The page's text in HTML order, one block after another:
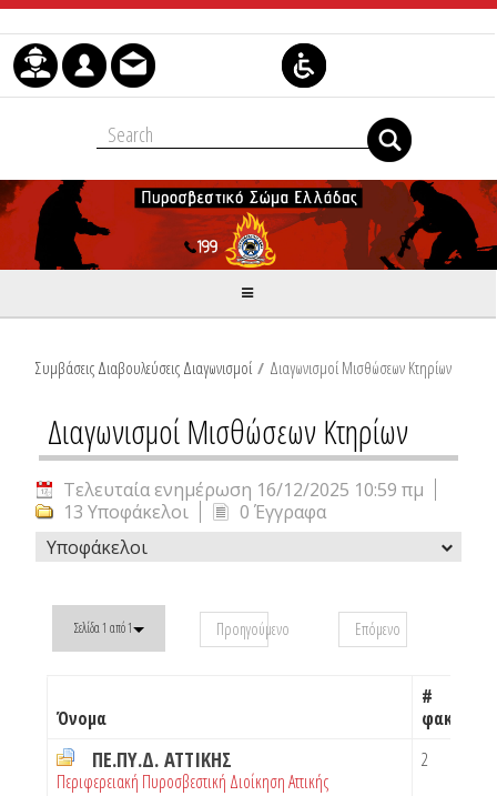
Μετάβαση στο περιεχόμενο
Συμβάσεις Διαβουλεύσεις Διαγωνισμοί / Διαγωνισμοί Μισθώσεων Κτηρίων
Διαγωνισμοί Μισθώσεων Κτηρίων
Τελευταία ενημέρωση 16/12/2025 10:59 πμ
13 Υποφάκελοι
0 Έγγραφα
Υποφάκελοι
Σελίδα 1 από 1 Προηγούμενο Επόμενο
Όνομα
#
φακέλων
ΠΕ.ΠΥ.Δ. ΑΤΤΙΚΗΣ
Περιφερειακή Πυροσβεστική Διοίκηση Αττικής
2